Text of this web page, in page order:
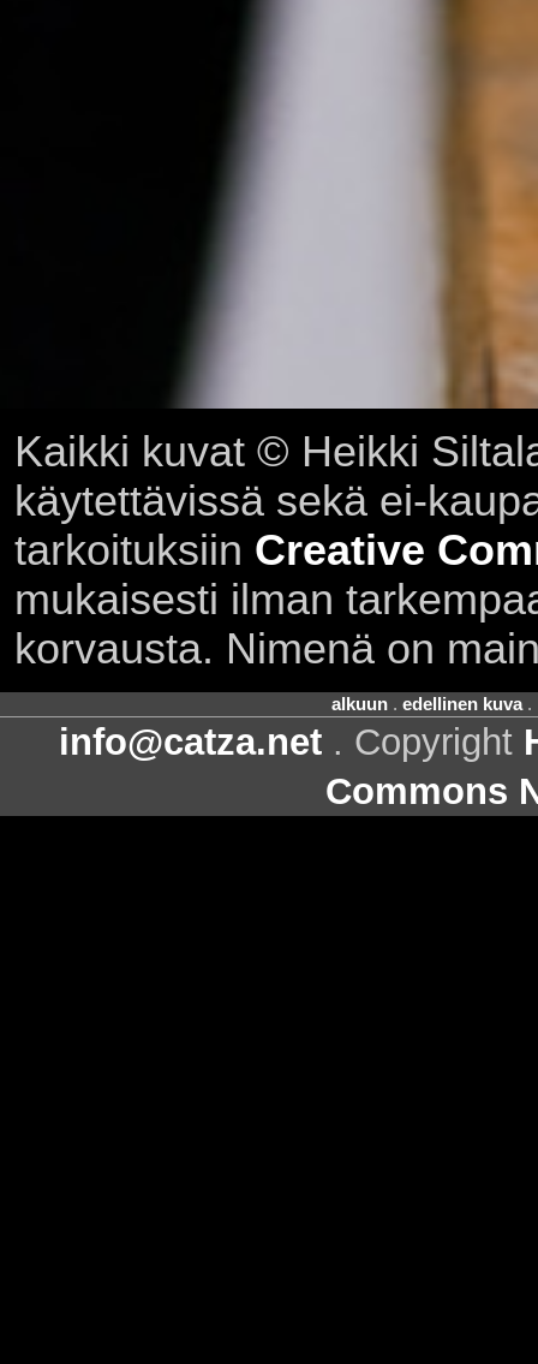
Kaikki kuvat © Heikki
käytettävissä sekä ei-
tarkoituksiin Creative
mukaisesti ilman
korvausta. Nimenä on
alkuun. edellinen kuva.
info@catza.net . Copyright
Commons